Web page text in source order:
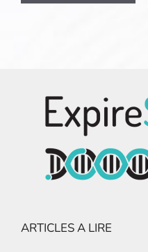
ARTICLES A LIRE